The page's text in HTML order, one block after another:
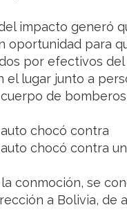
impacto generó
oportunidad para
por efectivos
el lugar junto a
de bomberos
auto chocó contra
auto chocó contra
conmoción, se
a Bolivia, de